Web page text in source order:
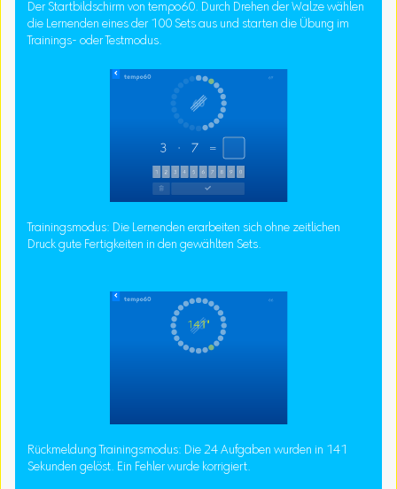
Der Startbildschirm von tempo60. Durch Drehen der Walze wählen
die Lernenden eines der 100 Sets aus und starten die Übung im
Trainings- oder Testmodus.
Trainingsmodus: Die Lernenden erarbeiten sich ohne zeitlichen
Druck gute Fertigkeiten in den gewählten Sets.
Rückmeldung Trainingsmodus: Die 24 Aufgaben wurden in 141
Sekunden gelöst. Ein Fehler wurde korrigiert.